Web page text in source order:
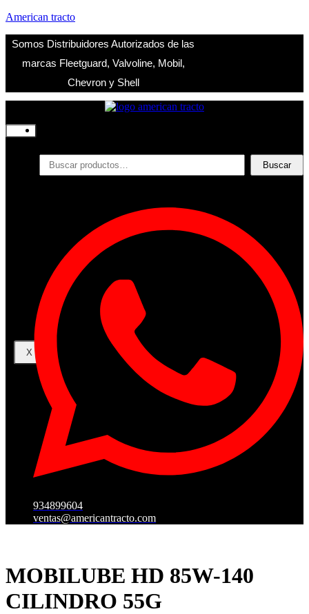
American tracto
Somos Distribuidores Autorizados de las
marcas Fleetguard, Valvoline, Mobil,
Chevron y Shell
Productos
Filtros
Contacto
Acceder
Iniciar Sesion
Registro
Restablecer la contraseña
X
Buscar
934899604
ventas@americantracto.com
MOBILUBE HD 85W-140
CILINDRO 55G